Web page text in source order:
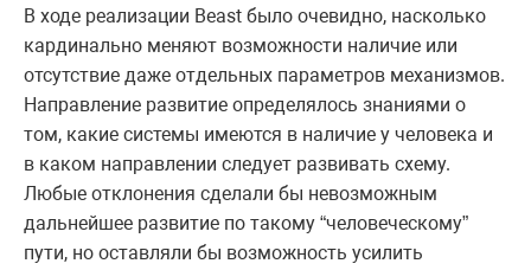
В ходе реализации Beast было очевидно, насколько
кардинально меняют возможности наличие или
отсутствие даже отдельных параметров механизмов.
Направление развитие определялось знаниями о
том, какие системы имеются в наличие у человека и
в каком направлении следует развивать схему.
Любые отклонения сделали бы невозможным
дальнейшее развитие по такому “человеческому”
пути, но оставляли бы возможность усилить